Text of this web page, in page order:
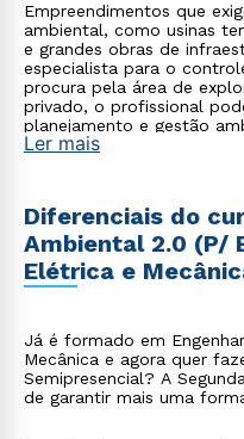
Empreendimentos que
ambiental, como usinas
e grandes obras de
especialista para o
procura pela área de
privado, o profissional
planejamento e gestão
engenheiro ambiental
Ler mais
Diferenciais do
Ambiental 2.0 (P/
Elétrica e
Já é formado em
Mecânica e agora quer
Semipresencial? A
de garantir mais uma